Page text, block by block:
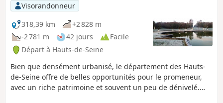
Visorandonneur
318,39 km
+2 828 m
-2 781 m
42 jours
Facile
Départ à Hauts-de-Seine
Bien que densément urbanisé, le département des Hauts-
de-Seine offre de belles opportunités pour le promeneur,
avec un riche patrimoine et souvent un peu de dénivelé.